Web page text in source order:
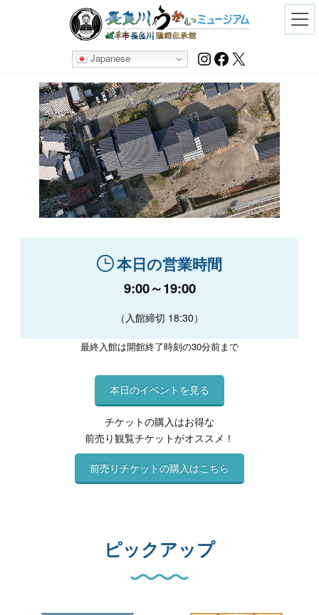
Japanese Instagram
Facebook
X
本日の営業時間
9:00～19:00
（入館締切 18:30）
最終入館は開館終了時刻の30分前まで
本日のイベントを見る
チケットの購入はお得な
前売り観覧チケットがオススメ！
前売りチケットの購入はこちら
ピックアップ